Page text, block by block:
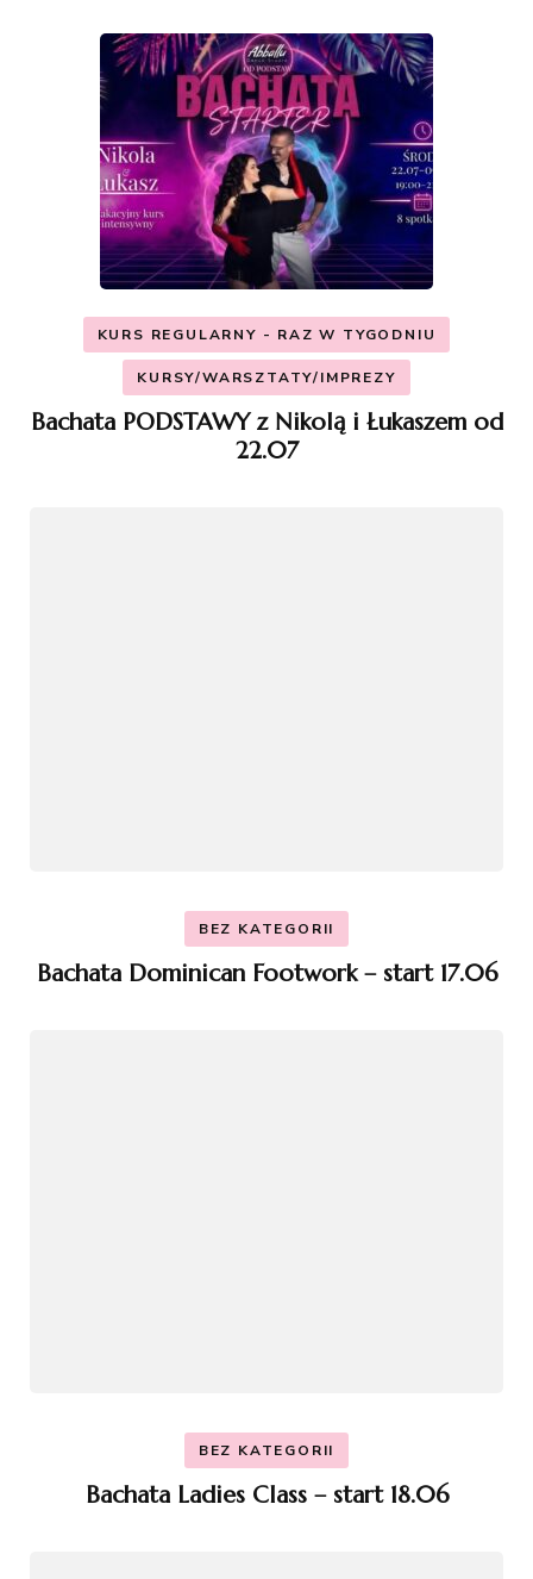
KURS REGULARNY - RAZ W TYGODNIU
KURSY/WARSZTATY/IMPREZY
Bachata PODSTAWY z Nikolą i Łukaszem od
22.07
BEZ KATEGORII
Bachata Dominican Footwork – start 17.06
BEZ KATEGORII
Bachata Ladies Class – start 18.06